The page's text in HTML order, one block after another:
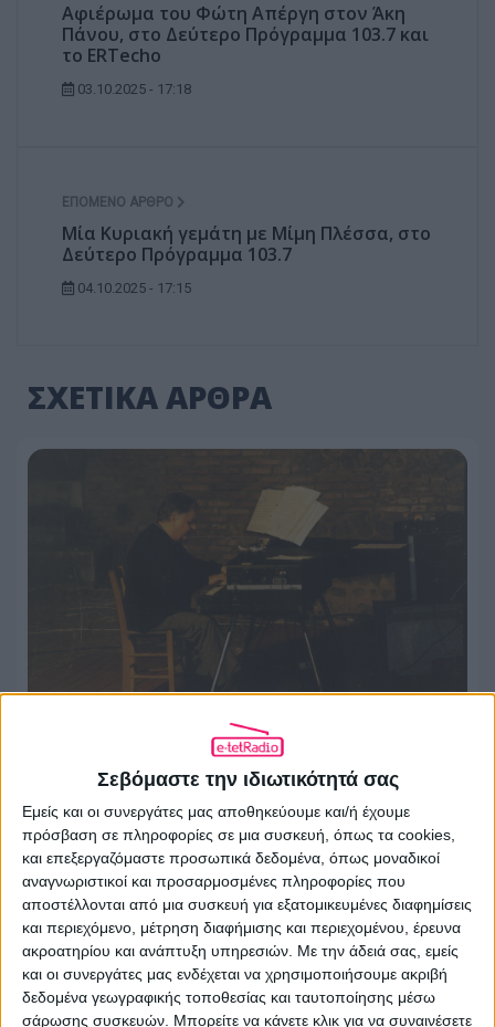
Σεβόμαστε την ιδιωτικότητά σας
Εμείς και οι συνεργάτες μας αποθηκεύουμε και/ή έχουμε
πρόσβαση σε πληροφορίες σε μια συσκευή, όπως τα cookies,
και επεξεργαζόμαστε προσωπικά δεδομένα, όπως μοναδικοί
αναγνωριστικοί και προσαρμοσμένες πληροφορίες που
αποστέλλονται από μια συσκευή για εξατομικευμένες διαφημίσεις
και περιεχόμενο, μέτρηση διαφήμισης και περιεχομένου, έρευνα
ακροατηρίου και ανάπτυξη υπηρεσιών. Με την άδειά σας, εμείς
και οι συνεργάτες μας ενδέχεται να χρησιμοποιήσουμε ακριβή
δεδομένα γεωγραφικής τοποθεσίας και ταυτοποίησης μέσω
σάρωσης συσκευών. Μπορείτε να κάνετε κλικ για να συναινέσετε
Αφιέρωμα του Φώτη Απέργη στον Άκη
Πάνου, στο Δεύτερο Πρόγραμμα 103.7 και
το ERTecho
03.10.2025 - 17:18
ΕΠΌΜΕΝΟ ΆΡΘΡΟ
Μία Κυριακή γεμάτη με Μίμη Πλέσσα, στο
Δεύτερο Πρόγραμμα 103.7
04.10.2025 - 17:15
ΣΧΕΤΙΚΑ ΑΡΘΡΑ
Ποτέ δεν απαγόρευσα στον Μανώλη
Μητσιά να τραγουδά Μάνο Χατζιδάκι
30.07.2026 - 09:37